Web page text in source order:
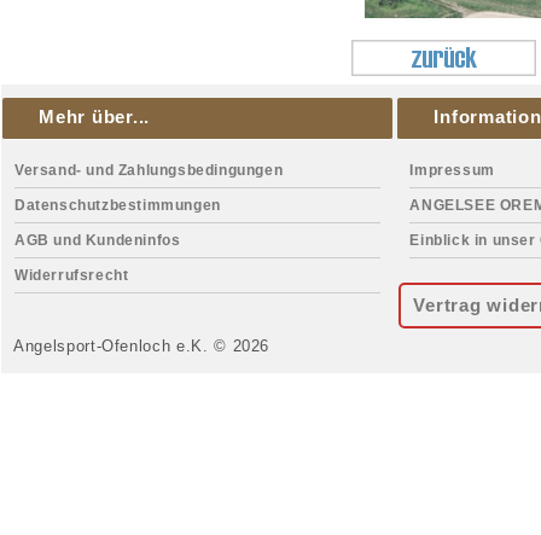
Mehr über...
Versand- und Zahlungsbedingungen
Datenschutzbestimmungen
AGB und Kundeninfos
Widerrufsrecht
Impressum
ANGELSEE
Einblick in unser
Vertrag
Angelsport-Ofenloch e.K. © 2026